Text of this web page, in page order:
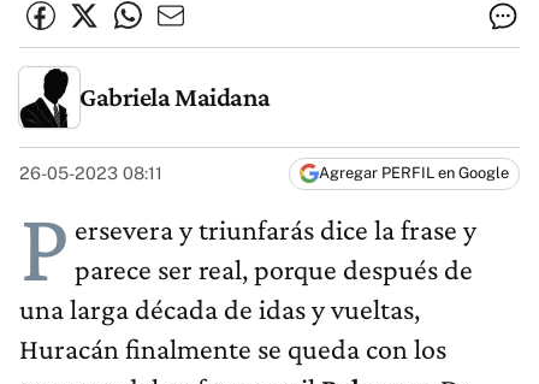
Gabriela Maidana
26-05-2023 08:11 Agregar PERFIL en Google
P ersevera y triunfarás dice la frase y
parece ser real, porque después de
una larga década de idas y vueltas,
Huracán finalmente se queda con los